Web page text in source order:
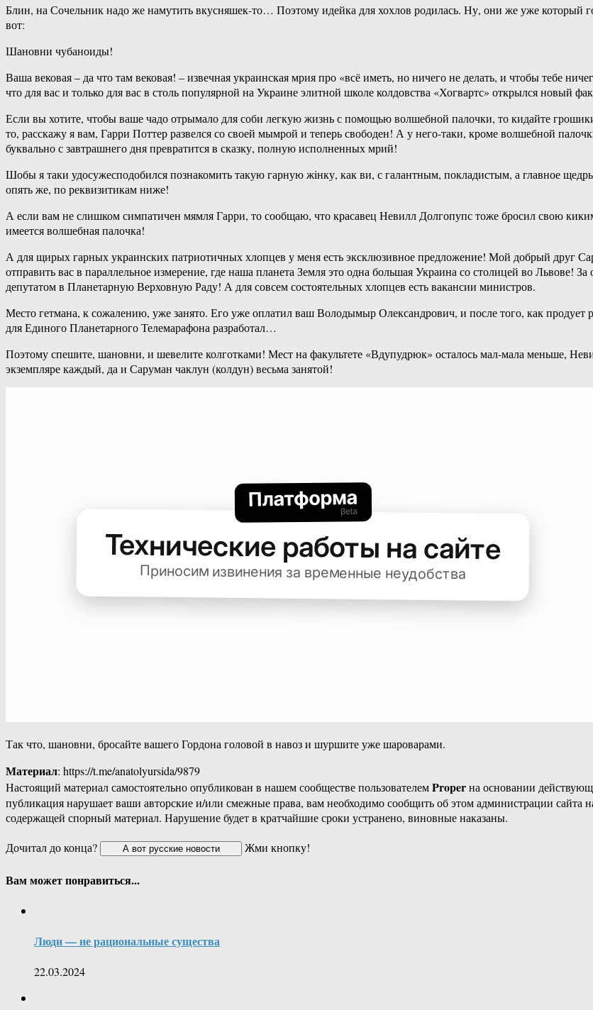
Блин, на Сочельник надо же намутить вкусняшек-то… Поэтому идейка для хохлов родилась. Ну, они же уже который
вот:
Шановни чубаноиды!
Ваша вековая – да что там вековая! – извечная украинская мрия про «всё иметь, но ничего не делать, и чтобы тебе
что для вас и только для вас в столь популярной на Украине элитной школе колдовства «Хогвартс» открылся новый
Если вы хотите, чтобы ваше чадо отрымало для соби легкую жизнь с помощью волшебной палочки, то кидайте
то, расскажу я вам, Гарри Поттер развелся со своей мымрой и теперь свободен! А у него-таки, кроме волшебной
буквально с завтрашнего дня превратится в сказку, полную исполненных мрий!
Шобы я таки удосужесподобился познакомить такую гарную жiнку, как ви, с галантным, покладистым, а главное
опять же, по реквизитикам ниже!
А если вам не слишком симпатичен мямля Гарри, то сообщаю, что красавец Невилл Долгопупс тоже бросил свою
имеется волшебная палочка!
А для щирых гарных украинских патриотичных хлопцев у меня есть эксклюзивное предложение! Мой добрый друг
отправить вас в параллельное измерение, где наша планета Земля это одна большая Украина со столицей во Львове!
депутатом в Планетарную Верховную Раду! А для совсем состоятельных хлопцев есть вакансии министров.
Место гетмана, к сожалению, уже занято. Его уже оплатил ваш Володымыр Олександрович, и после того, как
для Единого Планетарного Телемарафона разработал…
Поэтому спешите, шановни, и шевелите колготками! Мест на факультете «Вдупудрюк» осталось мал-мала меньше,
экземпляре каждый, да и Саруман чаклун (колдун) весьма занятой!
Так что, шановни, бросайте вашего Гордона головой в навоз и шуршите уже шароварами.
Материал: https://t.me/anatolyursida/9879
Настоящий материал самостоятельно опубликован в нашем сообществе пользователемProperна основании
публикация нарушает ваши авторские и/или смежные права, вам необходимо сообщить об этом администрации сайта
содержащей спорный материал. Нарушение будет в кратчайшие сроки устранено, виновные наказаны.
Дочитал до конца?
Жми кнопку!
Вам может понравиться...
Люди — не рациональные существа
22.03.2024